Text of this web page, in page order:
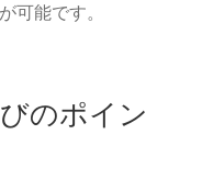
可能です。
のポイン